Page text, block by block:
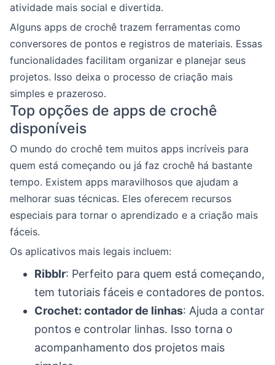
atividade mais social e divertida.
Alguns apps de crochê trazem ferramentas como
conversores de pontos e registros de materiais. Essas
funcionalidades facilitam organizar e planejar seus
projetos. Isso deixa o processo de criação mais
simples e prazeroso.
Top opções de apps de crochê
disponíveis
O mundo do crochê tem muitos apps incríveis para
quem está começando ou já faz crochê há bastante
tempo. Existem apps maravilhosos que ajudam a
melhorar suas técnicas. Eles oferecem recursos
especiais para tornar o aprendizado e a criação mais
fáceis.
Os aplicativos mais legais incluem:
Ribblr: Perfeito para quem está começando,
tem tutoriais fáceis e contadores de pontos.
Crochet: contador de linhas: Ajuda a contar
pontos e controlar linhas. Isso torna o
acompanhamento dos projetos mais